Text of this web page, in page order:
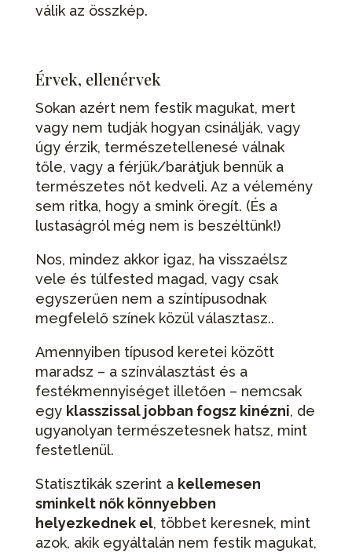
válik az összkép.
Érvek, ellenérvek
Sokan azért nem festik magukat, mert
vagy nem tudják hogyan csinálják, vagy
úgy érzik, természetellenesé válnak
tőle, vagy a férjük/barátjuk bennük a
természetes nőt kedveli. Az a vélemény
sem ritka, hogy a smink öregít. (És a
lustaságról még nem is beszéltünk!)
Nos, mindez akkor igaz, ha visszaélsz
vele és túlfested magad, vagy csak
egyszerűen nem a színtípusodnak
megfelelő színek közül választasz..
Amennyiben típusod keretei között
maradsz – a színválasztást és a
festékmennyiséget illetően – nemcsak
egy klasszissal jobban fogsz kinézni, de
ugyanolyan természetesnek hatsz, mint
festetlenül.
Statisztikák szerint a kellemesen
sminkelt nők könnyebben
helyezkednek el, többet keresnek, mint
azok, akik egyáltalán nem festik magukat,